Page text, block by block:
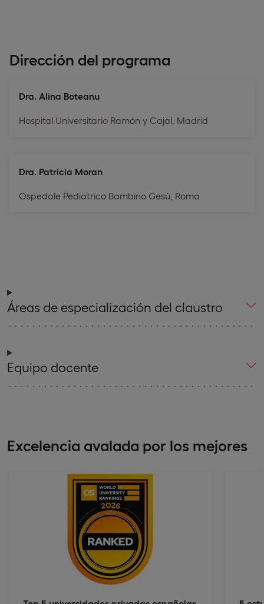
Dirección del programa
Dra. Alina Boteanu
Hospital Universitario Ramón y Cajal, Madrid
Dra. Patricia Moran
Ospedale Pediatrico Bambino Gesù, Roma
Áreas de especialización del claustro
Equipo docente
Excelencia avalada por los mejores